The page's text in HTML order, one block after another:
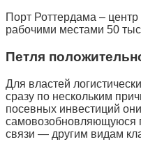
Порт Роттердама – центр
рабочими местами 50
Петля
Для властей
сразу по нескольким
посевных инвестиций
самовозобновляющуюся
связи — другим видам